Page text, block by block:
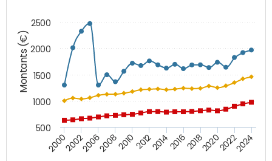
Montants (€)
200020022006200820102012201420162018202020222024
500
1000
1500
2000
2500